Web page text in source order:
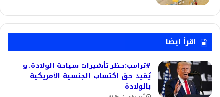
اقرأ ايضا
#ترامب:حظر تأشيرات سياحة الولادة..و
يُقيد حق اكتساب الجنسية الأمريكية
بالولادة